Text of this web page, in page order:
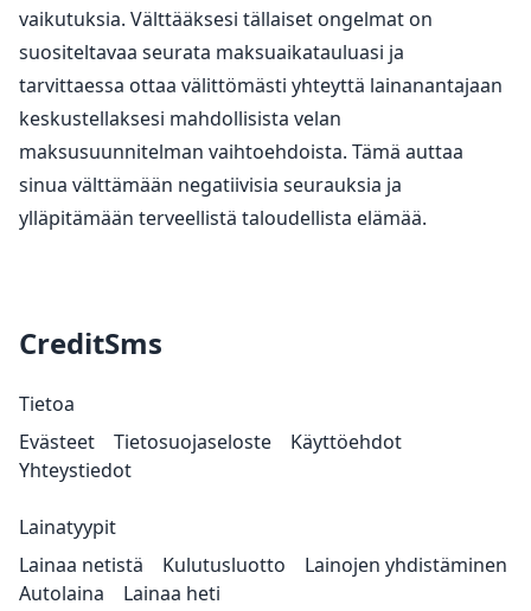
vaikutuksia. Välttääksesi tällaiset ongelmat on
suositeltavaa seurata maksuaikatauluasi ja
tarvittaessa ottaa välittömästi yhteyttä lainanantajaan
keskustellaksesi mahdollisista velan
maksusuunnitelman vaihtoehdoista. Tämä auttaa
sinua välttämään negatiivisia seurauksia ja
ylläpitämään terveellistä taloudellista elämää.
CreditSms
Tietoa
Evästeet
Tietosuojaseloste
Käyttöehdot
Yhteystiedot
Lainatyypit
Lainaa netistä
Kulutusluotto
Lainojen yhdistäminen
Autolaina
Lainaa heti